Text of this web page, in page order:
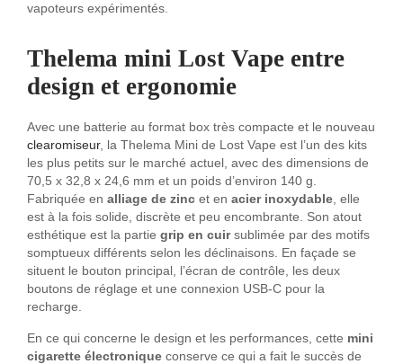
vapoteurs expérimentés.
Thelema mini Lost Vape entre
design et ergonomie
Avec une batterie au format box très compacte et le nouveau
clearomiseur, la Thelema Mini de Lost Vape est l’un des kits
les plus petits sur le marché actuel, avec des dimensions de
70,5 x 32,8 x 24,6 mm et un poids d’environ 140 g.
Fabriquée en alliage de zinc et en acier inoxydable , elle
est à la fois solide, discrète et peu encombrante. Son atout
esthétique est la partie grip en cuirsublimée par des motifs
somptueux différents selon les déclinaisons. En façade se
situent le bouton principal, l’écran de contrôle, les deux
boutons de réglage et une connexion USB-C pour la
recharge.
En ce qui concerne le design et les performances, cette mini
cigarette électronique conserve ce qui a fait le succès de